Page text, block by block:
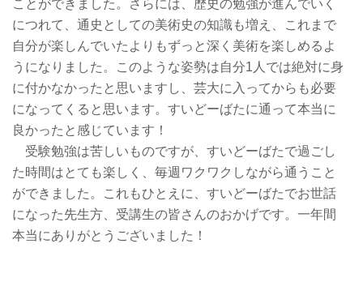
ことができました。さらには、歴史の勉強が進んでいく
につれて、通史としての美術史の知識も増え、これまで
自分が楽しんでいたよりもずっと深く美術を楽しめるよ
うになりました。このような姿勢は自分1人では絶対に身
に付かなかったと思いますし、芸大に入ってからも必要
になってくると思います。すいどーばたに通って本当に
良かったと感じています！
受験勉強は苦しいものですが、すいどーばたで過ごし
た時間はとても楽しく、毎週ワクワクしながら通うこと
ができました。これもひとえに、すいどーばたでお世話
になった先生方、受講生の皆さんのおかげです。一年間
本当にありがとうございました！